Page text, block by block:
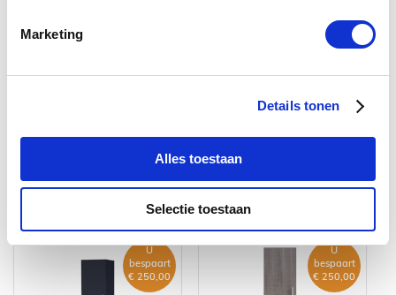
Marketing
Details tonen
Alles toestaan
Selectie toestaan
Hoge kast
VERGELIJKBARE PRODUCTEN
U
bespaart
€ 250,00
U
bespaart
€ 250,00